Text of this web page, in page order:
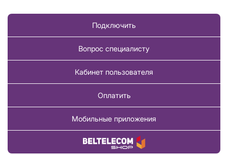
Подключить
Вопрос специалисту
Кабинет пользователя
Оплатить
Мобильные приложения
Купить товар